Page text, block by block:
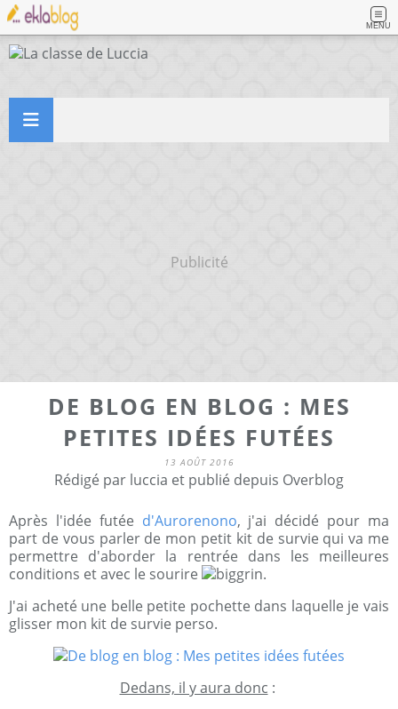
MENU
Publicité
DE BLOG EN BLOG : MES
PETITES IDÉES FUTÉES
13 AOÛT 2016
Rédigé par luccia et publié depuis Overblog
Après l'idée futée d'Aurorenono, j'ai décidé pour ma
part de vous parler de mon petit kit de survie qui va me
permettre d'aborder la rentrée dans les meilleures
conditions et avec le sourire
.
J'ai acheté une belle petite pochette dans laquelle je vais
glisser mon kit de survie perso.
Dedans, il y aura donc :